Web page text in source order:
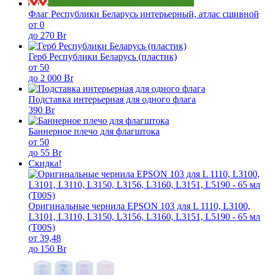
Флаг Республики Беларусь интерьерный, атлас сшивной
от 0
до 270 Br
Герб Республики Беларусь (пластик)
от 50
до 2 000 Br
Подставка интерьерная для одного флага
390 Br
Баннерное плечо для флагштока
от 50
до 55 Br
Скидка!
Оригинальные чернила EPSON 103 для L 1110, L3100,
L3101, L3110, L3150, L3156, L3160, L3151, L5190 - 65 мл
(T00S)
от 39,48
до 150 Br